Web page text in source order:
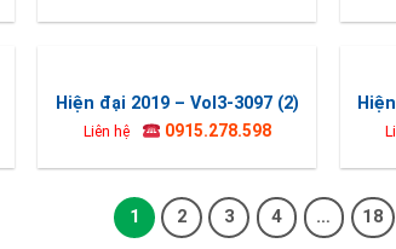
Hiện đại 2019 – Vol3-3097 (2)
Liên hệ 0915.278.598
1 2 3 4 … 18